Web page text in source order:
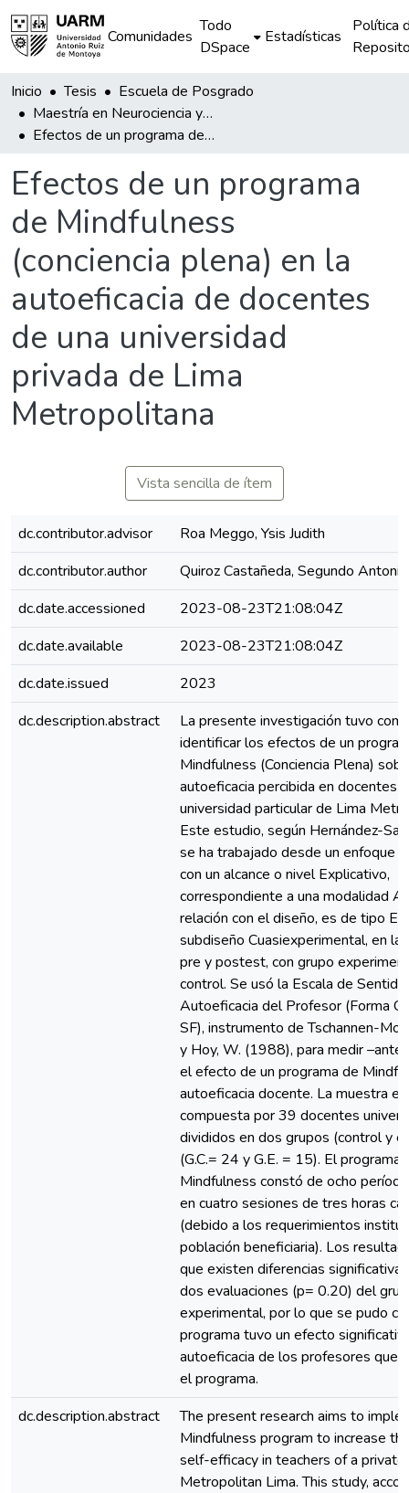
Comunidades
Todo
DSpace
Estadísticas
Política
Inicio Tesis
Escuela de Posgrado
Maestría en Neurociencia y Educación
Efectos de un programa de Mindfulness (conciencia plena) en la autoeficacia de docentes de una universidad privada de Lima Metropolitana
Efectos de un programa
de Mindfulness
(conciencia plena) en la
autoeficacia de docentes
de una universidad
privada de Lima
Metropolitana
Vista sencilla de ítem
dc.contributor.advisor
Roa Meggo, Ysis Judith
dc.contributor.author
Quiroz Castañeda, Segundo Antonio
dc.date.accessioned
2023-08-23T21:08:04Z
dc.date.available
2023-08-23T21:08:04Z
dc.date.issued
2023
dc.description.abstract
La presente investigación tuvo
identificar los efectos de un
Mindfulness (Conciencia Plena)
autoeficacia percibida en docentes
universidad particular de Lima
Este estudio, según Hernández-
se ha trabajado desde un enfoque
con un alcance o nivel Explicativo,
correspondiente a una modalidad
relación con el diseño, es de tipo
subdiseño Cuasiexperimental, en la
pre y postest, con grupo
control. Se usó la Escala de
Autoeficacia del Profesor (Forma
SF), instrumento de Tschannen-
y Hoy, W. (1988), para medir
el efecto de un programa de
autoeficacia docente. La muestra
compuesta por 39 docentes
divididos en dos grupos (control y
(G.C.= 24 y G.E. = 15). El programa
Mindfulness constó de ocho
en cuatro sesiones de tres horas
(debido a los requerimientos
población beneficiaria). Los
que existen diferencias
dos evaluaciones (p= 0.20) del
experimental, por lo que se pudo
programa tuvo un efecto
autoeficacia de los profesores que
el programa.
dc.description.abstract
The present research aims to
Mindfulness program to increase
self-efficacy in teachers of a private
Metropolitan Lima. This study,